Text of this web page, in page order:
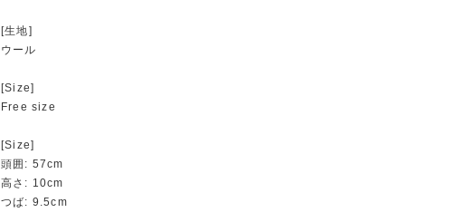
[生地]
ウール
[Size]
Free size
[Size]
頭囲: 57cm
高さ: 10cm
つば: 9.5cm